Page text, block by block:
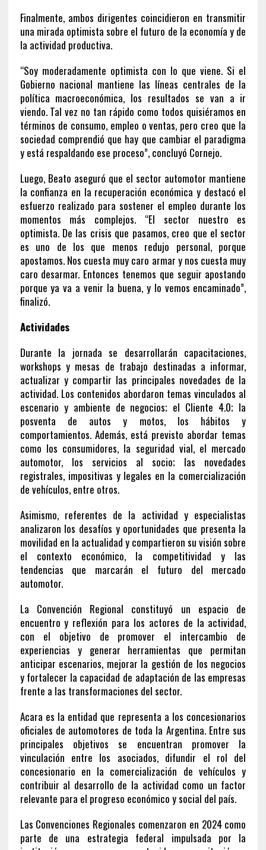
Finalmente, ambos dirigentes coincidieron en transmitir
una mirada optimista sobre el futuro de la economía y de
la actividad productiva.
“Soy moderadamente optimista con lo que viene. Si el
Gobierno nacional mantiene las líneas centrales de la
política macroeconómica, los resultados se van a ir
viendo. Tal vez no tan rápido como todos quisiéramos en
términos de consumo, empleo o ventas, pero creo que la
sociedad comprendió que hay que cambiar el paradigma
y está respaldando ese proceso”, concluyó Cornejo.
Luego, Beato aseguró que el sector automotor mantiene
la confianza en la recuperación económica y destacó el
esfuerzo realizado para sostener el empleo durante los
momentos más complejos. “El sector nuestro es
optimista. De las crisis que pasamos, creo que el sector
es uno de los que menos redujo personal, porque
apostamos. Nos cuesta muy caro armar y nos cuesta muy
caro desarmar. Entonces tenemos que seguir apostando
porque ya va a venir la buena, y lo vemos encaminado”,
finalizó.
Actividades
Durante la jornada se desarrollarán capacitaciones,
workshops y mesas de trabajo destinadas a informar,
actualizar y compartir las principales novedades de la
actividad. Los contenidos abordaron temas vinculados al
escenario y ambiente de negocios; el Cliente 4.0; la
posventa de autos y motos, los hábitos y
comportamientos. Además, está previsto abordar temas
como los consumidores, la seguridad vial, el mercado
automotor, los servicios al socio; las novedades
registrales, impositivas y legales en la comercialización
de vehículos, entre otros.
Asimismo, referentes de la actividad y especialistas
analizaron los desafíos y oportunidades que presenta la
movilidad en la actualidad y compartieron su visión sobre
el contexto económico, la competitividad y las
tendencias que marcarán el futuro del mercado
automotor.
La Convención Regional constituyó un espacio de
encuentro y reflexión para los actores de la actividad,
con el objetivo de promover el intercambio de
experiencias y generar herramientas que permitan
anticipar escenarios, mejorar la gestión de los negocios
y fortalecer la capacidad de adaptación de las empresas
frente a las transformaciones del sector.
Acara es la entidad que representa a los concesionarios
oficiales de automotores de toda la Argentina. Entre sus
principales objetivos se encuentran promover la
vinculación entre los asociados, difundir el rol del
concesionario en la comercialización de vehículos y
contribuir al desarrollo de la actividad como un factor
relevante para el progreso económico y social del país.
Las Convenciones Regionales comenzaron en 2024 como
parte de una estrategia federal impulsada por la